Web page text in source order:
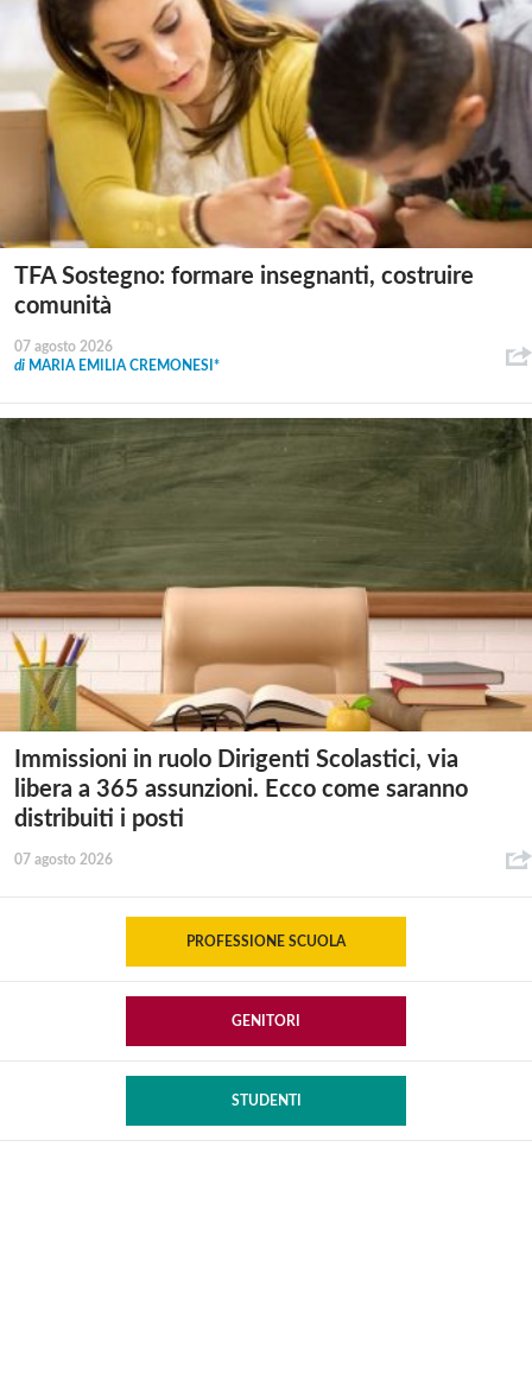
TFA Sostegno: formare insegnanti, costruire
comunità
07 agosto 2026
di MARIA EMILIA CREMONESI*
Immissioni in ruolo Dirigenti Scolastici, via
libera a 365 assunzioni. Ecco come saranno
distribuiti i posti
07 agosto 2026
PROFESSIONE SCUOLA
GENITORI
STUDENTI